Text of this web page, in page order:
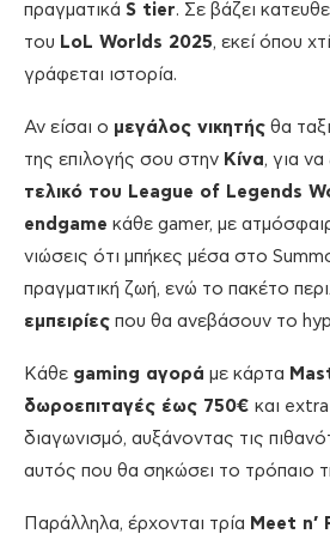
πραγματικά S tier. Σε βάζει
του LoL Worlds 2025, εκεί όπου
γράφεται ιστορία.
Αν είσαι ο μεγάλος νικητής θα
της επιλογής σου στην Κίνα, για να
τελικό του League of Legends
endgame κάθε gamer, με
νιώσεις ότι μπήκες μέσα στο
πραγματική ζωή, ενώ το πακέτο
εμπειρίες που θα ανεβάσουν το
Κάθε gaming αγορά με κάρτα
δωροεπιταγές έως 750€ και
διαγωνισμό, αυξάνοντας τις
αυτός που θα σηκώσει το τρόπαιο
Παράλληλα, έρχονται τρία Meet n’